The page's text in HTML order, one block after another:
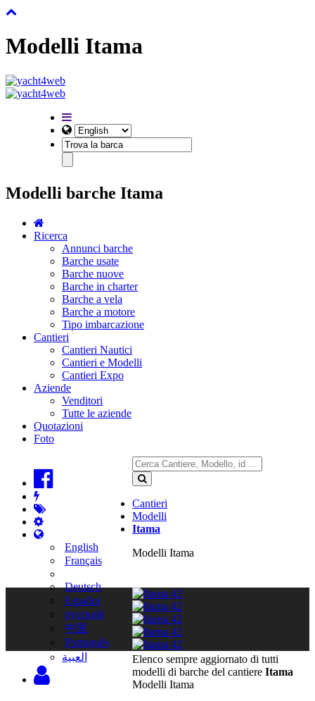
Modelli Itama
Modelli barche Itama
Ricerca
Annunci barche
Barche usate
Barche nuove
Barche in charter
Barche a vela
Barche a motore
Tipo imbarcazione
Cantieri
Cantieri Nautici
Cantieri e Modelli
Cantieri Expo
Aziende
Venditori
Tutte le aziende
Quotazioni
Foto
English
Français
Deutsch
Español
русский
中国
Português
‫العبية
Cantieri
Modelli
Itama
Modelli Itama
Elenco sempre aggiornato di tutti
modelli di barche del cantiere Itama
Modelli Itama